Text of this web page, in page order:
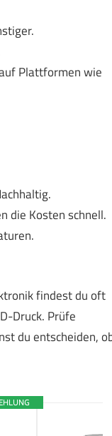
Plattformen wie
die Kosten schnell.
findest du oft
Druck. Prüfe
du entscheiden,